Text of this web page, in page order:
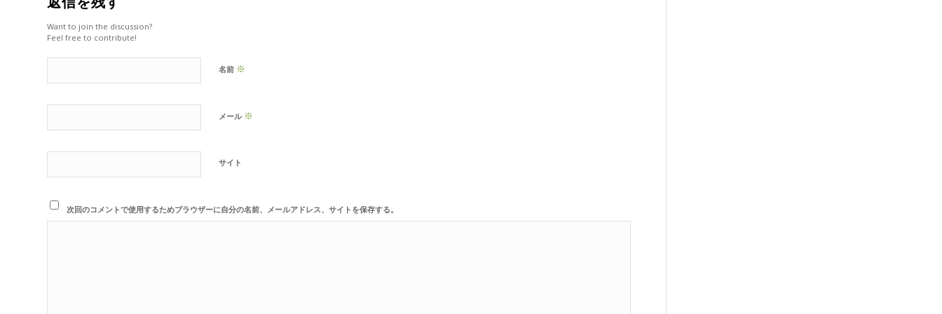
Want to join the discussion?
Feel free to contribute!
名前 ※
メール ※
サイト
次回のコメントで使用するためブラウザーに自分の名前、メールアドレス、サイトを保存する。